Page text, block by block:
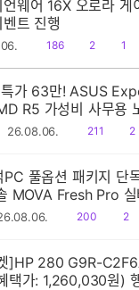
웨어 16X 오로라 게
벤트 진행
읽
186
공
2
댓1
가 63만! ASUS
R5 가성비 사무용
26.08.06.
읽
211
공
2
PC 풀옵션 패키지 단
MOVA Fresh Pro
전동칫솔
읽
200
공
2
]HP 280 G9R-
택가: 1,260,030원)